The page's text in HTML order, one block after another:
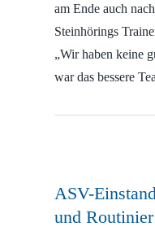
am Ende auch
Steinhörings
„Wir haben keine
war das bessere
ASV-
und Routinier